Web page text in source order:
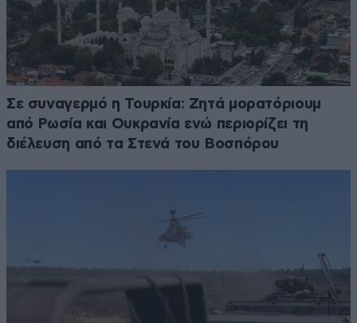
Σε συναγερμό η Τουρκία: Ζητά μορατόριουμ
από Ρωσία και Ουκρανία ενώ περιορίζει τη
διέλευση από τα Στενά του Βοσπόρου